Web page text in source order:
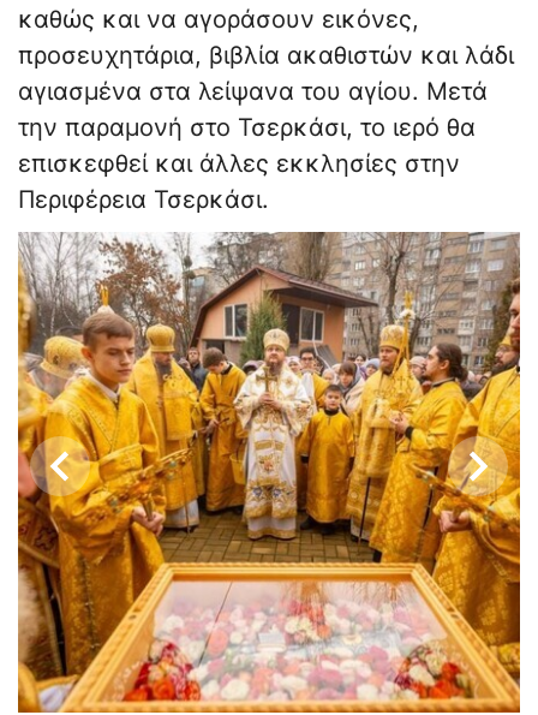
καθώς και να αγοράσουν εικόνες,
προσευχητάρια, βιβλία ακαθιστών και λάδι
αγιασμένα στα λείψανα του αγίου. Μετά
την παραμονή στο Τσερκάσι, το ιερό θα
επισκεφθεί και άλλες εκκλησίες στην
Περιφέρεια Τσερκάσι.